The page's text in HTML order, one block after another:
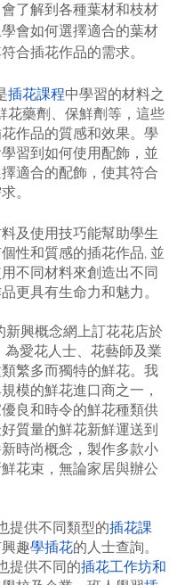
了解到各種葉材和枝材
會如何選擇適合的葉材
合插花作品的需求。
插花課程中學習的材料之
花藥劑、保鮮劑等，這些
作品的質感和效果。學
習到如何使用配飾，並
適合的配飾，使其符合
。
及使用技巧能幫助學生
性和質感的插花作品, 並
不同材料來創造出不同
更具有生命力和魅力。
新興概念網上訂花花店於
為愛花人士、花藝師及業
繁多而獨特的鮮花。我
模的鮮花進口商之一，
良和時令的鮮花種類供
質量的鮮花新鮮運送到
時尚概念，製作多款小
花束，無論家居與辦公
提供不同類型的插花課
趣學插花的人士查詢。
提供不同的插花工作坊和